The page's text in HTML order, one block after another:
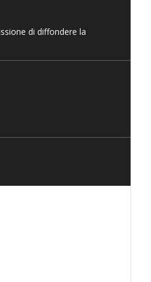
di diffondere la